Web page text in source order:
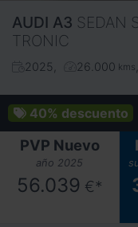
AUDI A3 SEDAN
TRONIC
2025 26.000 kms
40% descuento
PVP Nuevo
año 2025
56.039 €*